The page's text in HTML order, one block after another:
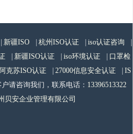
新疆ISO 杭州ISO认证 iso认证咨询
新疆ISO认证 iso环境认证
口罩检
阿克苏ISO认证 27000信息安全认证
IS
户请咨询我们，联系电话： 13396513322
贝安企业管理有限公司